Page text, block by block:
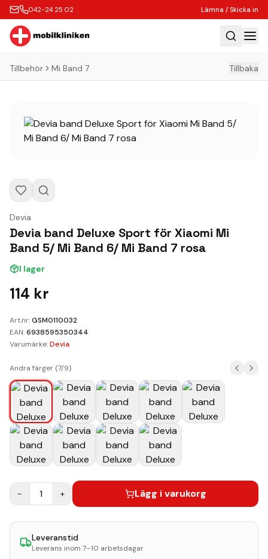
042-24 25 02 Lämna / Skicka in
Hem
Köp
Tillbehör
Lämna / Skicka in
Företagskunder
Butik
Kontakt
Kundvagn
Tillbehör Mi Band 7 Tillbaka
Devia
Devia band Deluxe Sport för Xiaomi Mi
Band 5/ Mi Band 6/ Mi Band 7 rosa
I lager
114 kr
Art.nr:GSM0110032
EAN:6938595350344
Varumärke:Devia
Andra färger (7/9)
− 1 + Lägg i varukorg
Leveranstid
Leverans inom 7–10 arbetsdagar